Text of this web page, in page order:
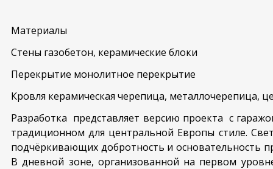
Материалы
Стены газобетон, керамические блоки
Перекрытие монолитное перекрытие
Кровля керамическая черепица, металлочерепица,
Разработка представляет версию проекта с
традиционном для центральной Европы стиле.
подчёркивающих добротность и основательность
В дневной зоне, организованной на первом